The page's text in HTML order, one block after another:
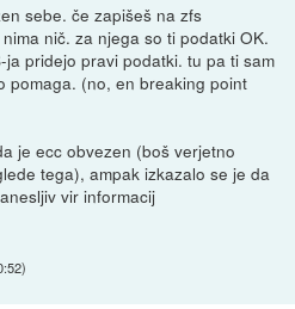
sebe. če zapišeš na zfs
nič. za njega so ti podatki OK.
pridejo pravi podatki. tu pa ti sam
pomaga. (no, en breaking point
je ecc obvezen (boš verjetno
tega), ampak izkazalo se je da
vir informacij
)